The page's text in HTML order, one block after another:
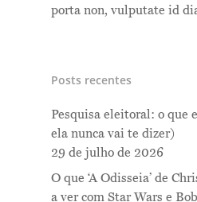
porta non, vulputate id
Posts recentes
Pesquisa eleitoral: o que
ela nunca vai te dizer)
29 de julho de 2026
O que ‘A Odisseia’ de
a ver com Star Wars e